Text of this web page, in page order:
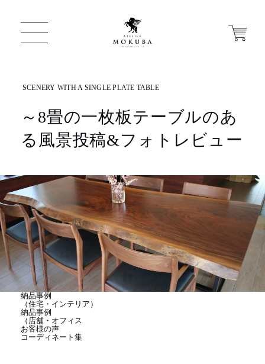
ONLINE STORE
店舗から探す
一枚板 ATELIER MOKUBA HOME
MOKUBA について
商品情報
直営店
～8畳の一枚板テーブルのあ
る風景投稿&フォトレビュー
納品事例
（住宅・インテリア）
納品事例
（店舗・オフィス
お客様の声
コーディネート集